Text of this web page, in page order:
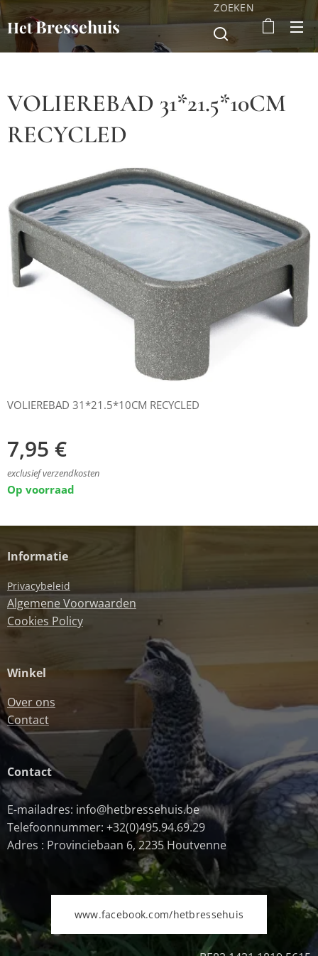
HetBressehuis
ZOEKEN
VOLIEREBAD 31*21.5*10CM
RECYCLED
VOLIEREBAD 31*21.5*10CM RECYCLED
7,95 €
exclusief verzendkosten
Op voorraad
Informatie
Privacybeleid
Algemene Voorwaarden
Cookies Policy
Winkel
Over ons
Contact
Contact
E-mailadres: info@hetbressehuis.be
Telefoonnummer: +32(0)495.94.69.29
Adres : Provinciebaan 6, 2235 Houtvenne
www.facebook.com/hetbressehuis